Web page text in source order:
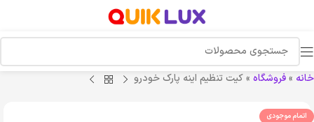
خانه »فروشگاه »کیت تنظیم اینه پارک خودرو
اتمام موجودی